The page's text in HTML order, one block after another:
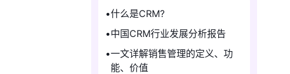
什么是CRM?
中国CRM行业发展分析报告
一文详解销售管理的定义、功
能、价值